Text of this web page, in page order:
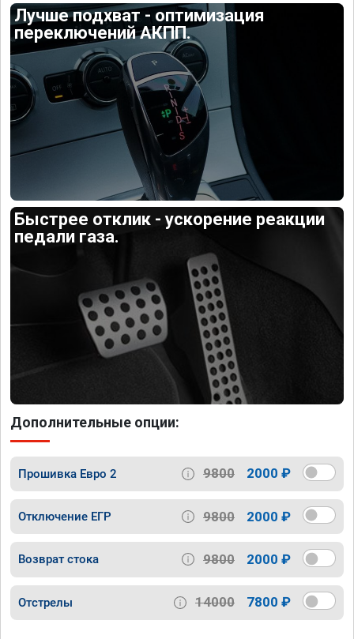
Лучше подхват - оптимизация
переключений АКПП.
Быстрее отклик - ускорение реакции
педали газа.
Дополнительные опции:
Прошивка Евро 2 9800 2000 ₽
Отключение ЕГР 9800 2000 ₽
Возврат стока 9800 2000 ₽
Отстрелы 14000 7800 ₽